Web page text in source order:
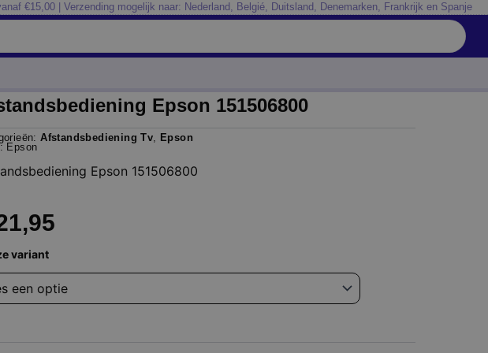
€15,00 | Verzending mogelijk naar: Nederland, Belgié, Duitsland, Denemarken, Frankrijk en Spanje
Epson 151506800
Afstandsbediening Tv, Epson
Epson
Epson 151506800
variant